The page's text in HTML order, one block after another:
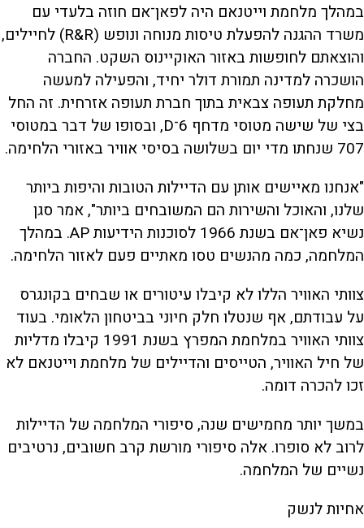
במהלך מלחמת וייטנאם היה לפאן־אם חוזה בלעדי עם
משרד ההגנה להפעלת טיסות מנוחה ונופש (R&R) לחיילים,
והוצאתם לחופשות באזור האוקיינוס השקט. החברה
הושכרה למדינה תמורת דולר יחיד, והפעילה למעשה
מחלקת תעופה צבאית בתוך חברת תעופה אזרחית. זה החל
בצי של שישה מטוסי מדחף 6־D, ובסופו של דבר במטוסי
707 שנחתו מדי יום בשלושה בסיסי אוויר באזורי הלחימה.
"אנחנו מאיישים אותן עם הדיילות הטובות והיפות ביותר
שלנו, והאוכל והשירות הם המשובחים ביותר", אמר סגן
נשיא פאן־אם בשנת 1966 לסוכנות הידיעות AP. במהלך
המלחמה, כמה מהנשים טסו מאתיים פעם לאזור הלחימה.
צוותי האוויר הללו לא קיבלו עיטורים או שבחים בקונגרס
על עבודתם, אף שנטלו חלק חיוני בביטחון הלאומי. בעוד
צוותי האוויר במלחמת המפרץ בשנת 1991 קיבלו מדליות
של חיל האוויר, הטייסים והדיילים של מלחמת וייטנאם לא
זכו להכרה דומה.
במשך יותר מחמישים שנה, סיפורי המלחמה של הדיילות
לרוב לא סופרו. אלה סיפורי מורשת קרב חשובים, נרטיבים
נשיים של המלחמה.
אחיות לנשק